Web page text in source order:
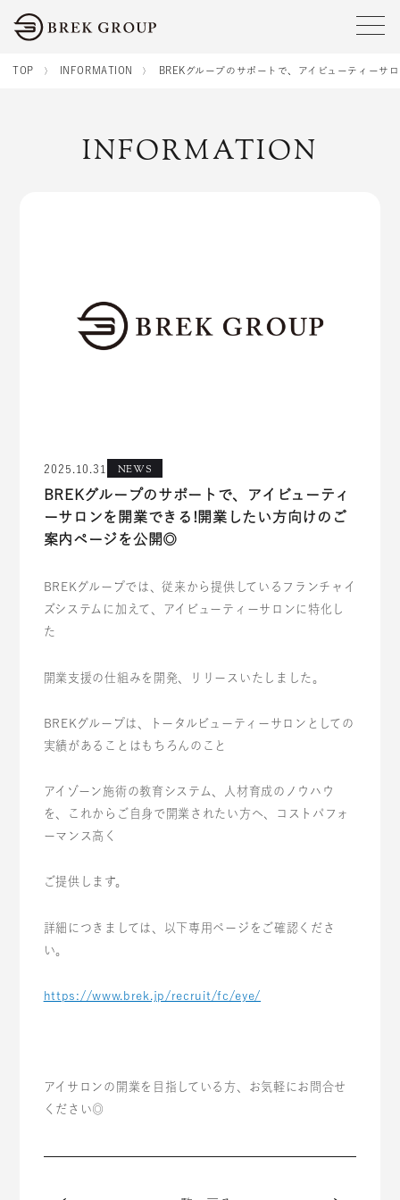
TOP INFORMATION BREKグループのサポートで、アイビューティー
INFORMATION
2025.10.31
NEWS
BREKグループのサポートで、アイビューティ
ーサロンを開業できる!開業したい方向けのご
案内ページを公開◎
BREKグループでは、従来から提供しているフランチャイ
ズシステムに加えて、アイビューティーサロンに特化し
た
開業支援の仕組みを開発、リリースいたしました。
BREKグループは、トータルビューティーサロンとしての
実績があることはもちろんのこと
アイゾーン施術の教育システム、人材育成のノウハウ
を、これからご自身で開業されたい方へ、コストパフォ
ーマンス高く
ご提供します。
詳細につきましては、以下専用ページをご確認くださ
い。
https://www.brek.jp/recruit/fc/eye/
アイサロンの開業を目指している方、お気軽にお問合せ
ください◎